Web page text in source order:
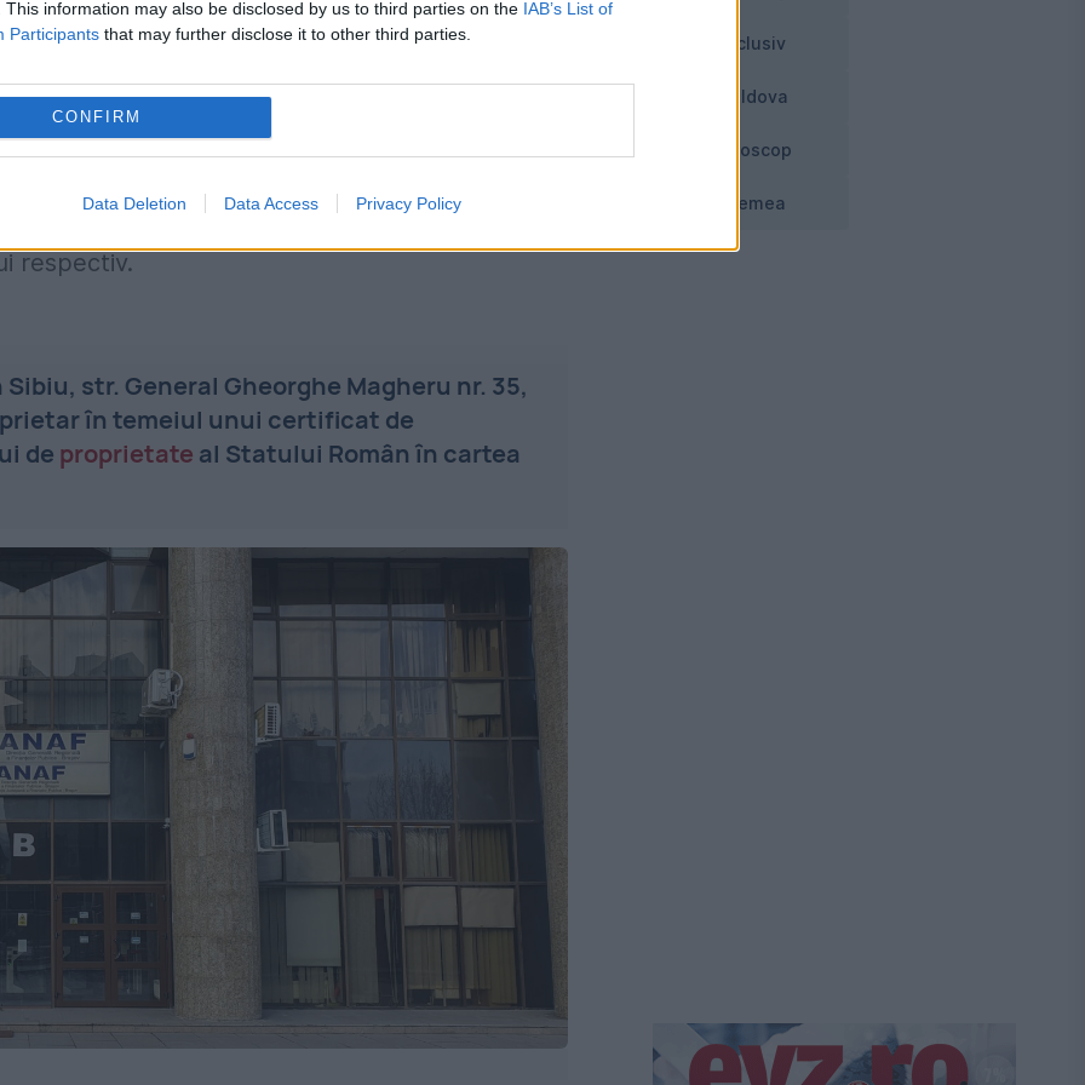
This information may also be disclosed by us to third parties on the IAB’s List of
Participants that may further disclose it to other third parties.
CONFIRM
Data Deletion Data Access Privacy Policy
Astfel, imobilul a revenuit în proprietatea
să returneze și aproximativ 260.000 de
necuvenite.
pentru recuperarea imobilului, dar și
a Finanțelor Publice Brașov, Mihai-Adrian
respectiv.
str. General Gheorghe Magheru nr. 35,
în temeiul unui certificat de
de proprietate al Statului Român în cartea
Exclusiv
Moldova
Horoscop
Vremea